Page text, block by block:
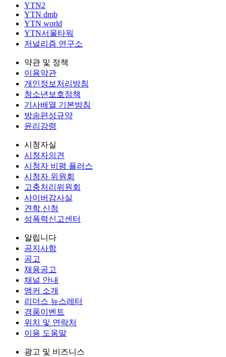
YTN2
YTN dmb
YTN world
YTN서울타워
저널리즘 연구소
약관 및 정책
이용약관
개인정보처리방침
청소년보호정책
기사배열 기본방침
방송편성규약
윤리강령
시청자실
시청자의견
시청자 비평 플러스
시청자 위원회
고충처리위원회
사이버감사실
견학 신청
성폭력신고센터
알립니다
공지사항
공고
채용공고
채널 안내
앵커 소개
리더스 뉴스레터
경품이벤트
위치 및 연락처
이용 도움말
광고 및 비즈니스